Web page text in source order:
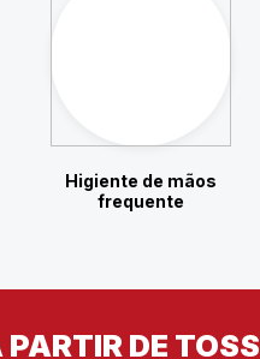
Higiente de mãos
frequente
DE